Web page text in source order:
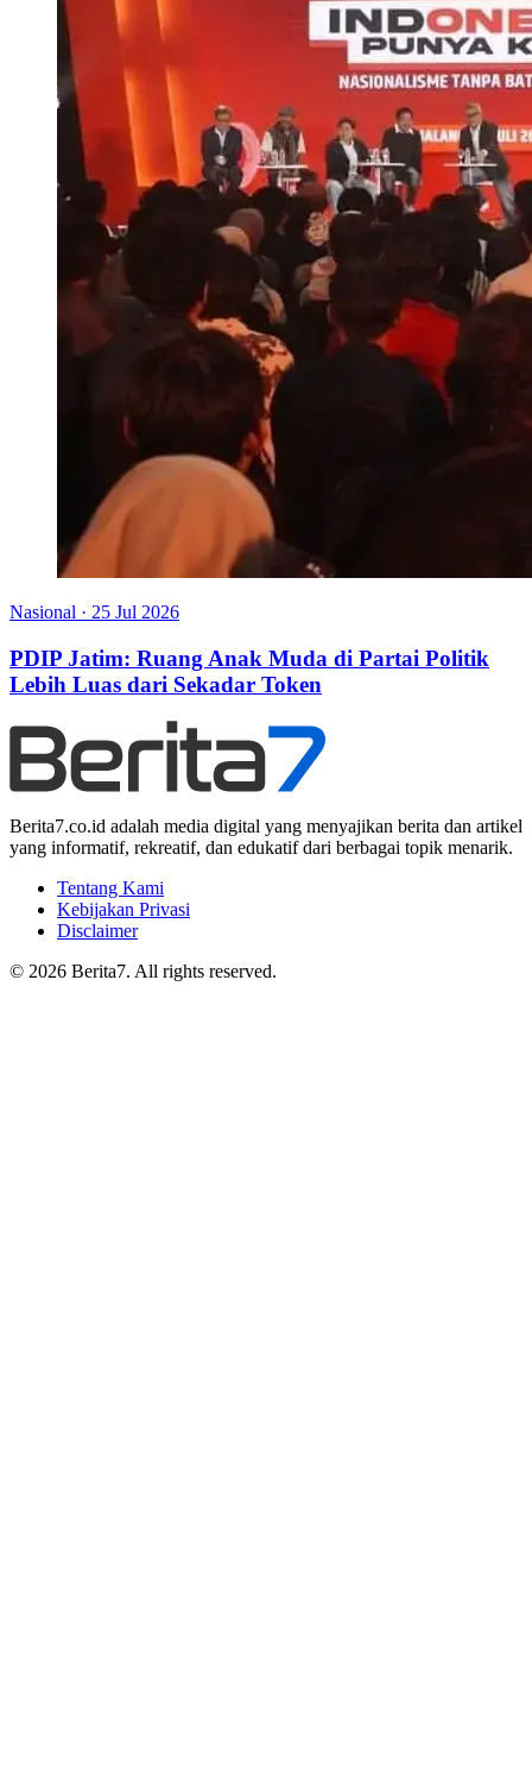
Nasional · 25 Jul 2026
PDIP Jatim: Ruang Anak Muda di Partai Politik
Lebih Luas dari Sekadar Token
Berita7.co.id adalah media digital yang menyajikan berita dan artikel
yang informatif, rekreatif, dan edukatif dari berbagai topik menarik.
Tentang Kami
Kebijakan Privasi
Disclaimer
© 2026 Berita7. All rights reserved.